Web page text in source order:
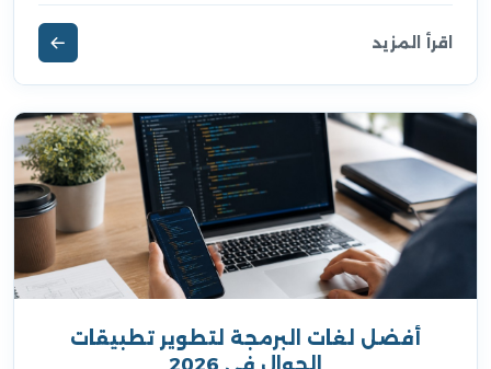
اقرأ المزيد
أفضل لغات البرمجة لتطوير تطبيقات
الجوال في 2026